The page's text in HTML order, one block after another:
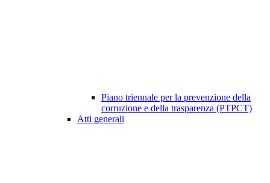
Piano triennale per la prevenzione della
corruzione e della trasparenza (PTPCT)
Atti generali